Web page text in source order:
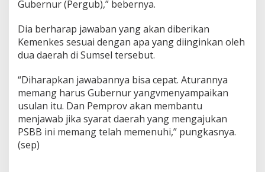
Gubernur (Pergub),” bebernya.
Dia berharap jawaban yang akan diberikan
Kemenkes sesuai dengan apa yang diinginkan oleh
dua daerah di Sumsel tersebut.
“Diharapkan jawabannya bisa cepat. Aturannya
memang harus Gubernur yangvmenyampaikan
usulan itu. Dan Pemprov akan membantu
menjawab jika syarat daerah yang mengajukan
PSBB ini memang telah memenuhi,” pungkasnya.
(sep)